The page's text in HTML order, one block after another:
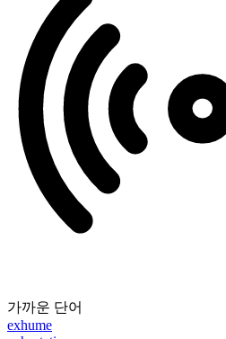
가까운 단어
exhume